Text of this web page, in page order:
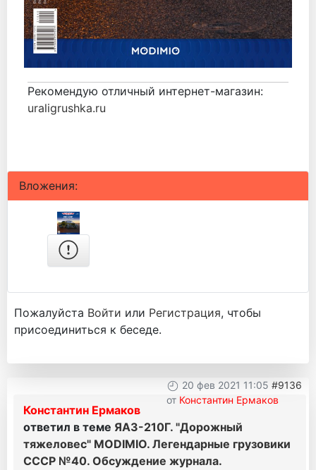
Рекомендую отличный интернет-магазин:
uraligrushka.ru
Вложения:
Пожалуйста Войти или Регистрация, чтобы
присоединиться к беседе.
20 фев 2021 11:05 #9136
от Константин Ермаков
Константин Ермаков
ответил в теме ЯАЗ-210Г. "Дорожный
тяжеловес" MODIMIO. Легендарные грузовики
СССР №40. Обсуждение журнала.